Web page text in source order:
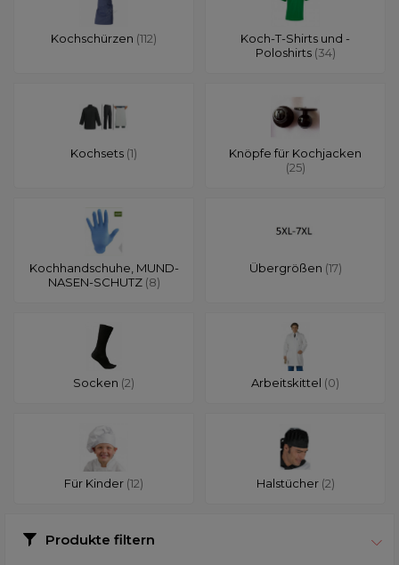
Kochschürzen (112)
Koch-T-Shirts und -
Poloshirts (34)
Kochsets (1)
Knöpfe für Kochjacken
(25)
Kochhandschuhe, MUND-
NASEN-SCHUTZ (8)
Übergrößen (17)
Socken (2) Arbeitskittel (0)
Für Kinder (12) Halstücher (2)
Produkte filtern